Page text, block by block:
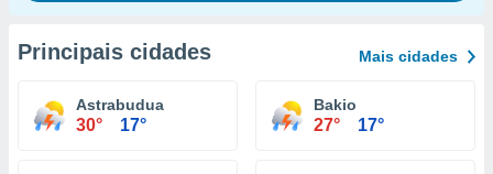
Principais cidades Mais cidades
Astrabudua
30° 17°
Bakio
27° 17°